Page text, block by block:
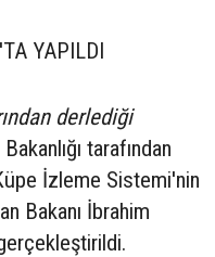
YAPILDI
derlediği
tarafından
İzleme Sistemi'nin
Bakanı İbrahim
gerçekleştirildi.